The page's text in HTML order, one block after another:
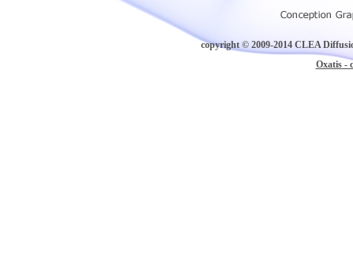
copyright © 2009-2014 CLEA
Oxatis -